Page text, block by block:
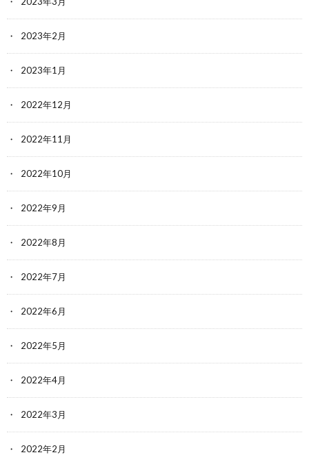
2023年2月
2023年1月
2022年12月
2022年11月
2022年10月
2022年9月
2022年8月
2022年7月
2022年6月
2022年5月
2022年4月
2022年3月
2022年2月